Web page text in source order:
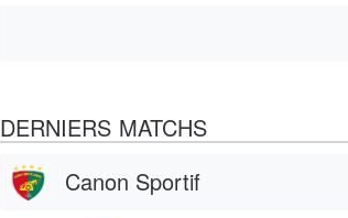
DERNIERS MATCHS
Canon Sportif